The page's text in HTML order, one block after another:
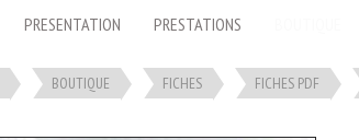
PRESENTATION PRESTATIONS
BOUTIQUE FICHES FICHES PDF